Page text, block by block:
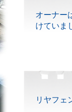
オーナー
けていま
リヤフェ